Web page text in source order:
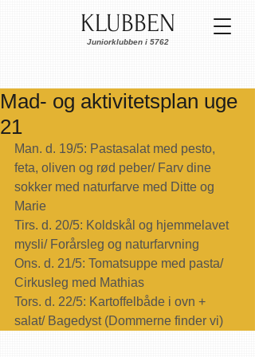
KLUBBEN
Juniorklubben i 5762
Mad- og aktivitetsplan uge
21
Man. d. 19/5: Pastasalat med pesto,
feta, oliven og rød peber/ Farv dine
sokker med naturfarve med Ditte og
Marie
Tirs. d. 20/5: Koldskål og hjemmelavet
mysli/ Forårsleg og naturfarvning
Ons. d. 21/5: Tomatsuppe med pasta/
Cirkusleg med Mathias
Tors. d. 22/5: Kartoffelbåde i ovn +
salat/ Bagedyst (Dommerne finder vi)